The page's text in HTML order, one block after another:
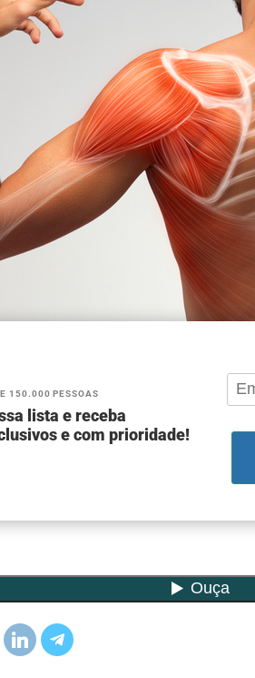
150.000 PESSOAS
lista e receba
e com prioridade!